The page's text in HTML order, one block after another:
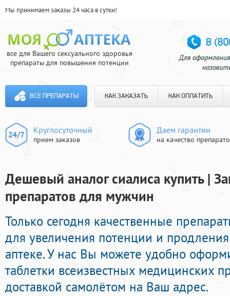
Мы принимаем заказы 24 часа в сутки!
все для Вашего сексуального здоровья
препараты для повышения потенции
ВСЕ ПРЕПАРАТЫ КАК ЗАКАЗАТЬ КАК ОПЛАТИТЬ
Круглосуточный
прием заказов
Даем гарантии
на качество
Дешевый аналог сиалиса купить |
препаратов для мужчин
Только сегодня качественные
для увеличения потенции и
аптеке. У нас Вы можете удобно
таблетки всеизвестных медицинских
доставкой самолётом на Ваш адрес.